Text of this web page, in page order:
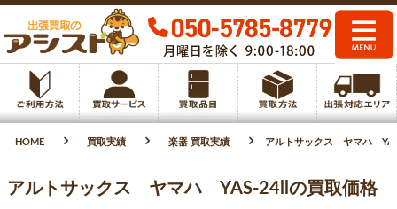
HOME 買取実績 楽器 買取実績 アルトサックス ヤマハ
アルトサックス ヤマハ YAS-24llの買取価格